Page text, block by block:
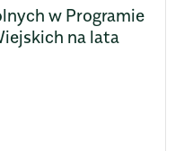
w Programie
na lata